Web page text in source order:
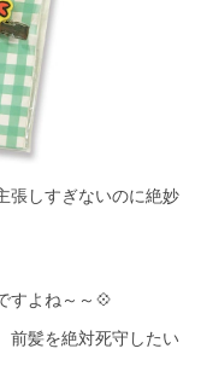
張しすぎないのに絶妙
すよね～～💠
前髪を絶対死守したい